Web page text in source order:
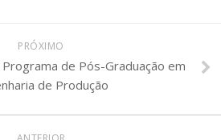
PRÓXIMO
de Pós-Graduação em
de Produção